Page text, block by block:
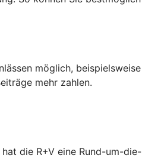
möglich,
mehr zahlen.
die R+V eine Rund-um-